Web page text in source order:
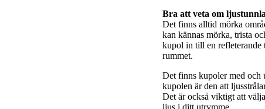
Bra att veta om
Det finns alltid mörka
kan kännas mörka, trista
kupol in till en refleterande
rummet.
Det finns kupoler med och
kupolen är den att
Det är också viktigt att